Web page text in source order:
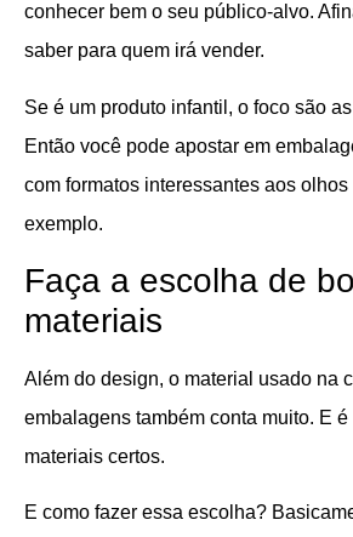
conhecer bem o seu público-alvo.
saber para quem irá vender.
Se é um produto infantil, o foco são
Então você pode apostar em
com formatos interessantes aos
exemplo.
Faça a escolha de
materiais
Além do design, o material usado na
embalagens também conta muito. E
materiais certos.
E como fazer essa escolha?